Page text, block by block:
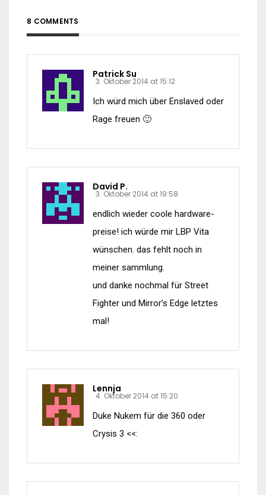
8 COMMENTS
Patrick Su
3. Oktober 2014 at 15:12
Ich würd mich über Enslaved oder
Rage freuen 🙂
David P.
3. Oktober 2014 at 19:58
endlich wieder coole hardware-
preise! ich würde mir LBP Vita
wünschen. das fehlt noch in
meiner sammlung.
und danke nochmal für Street
Fighter und Mirror’s Edge letztes
mal!
Lennja
4. Oktober 2014 at 15:20
Duke Nukem für die 360 oder
Crysis 3 <<: